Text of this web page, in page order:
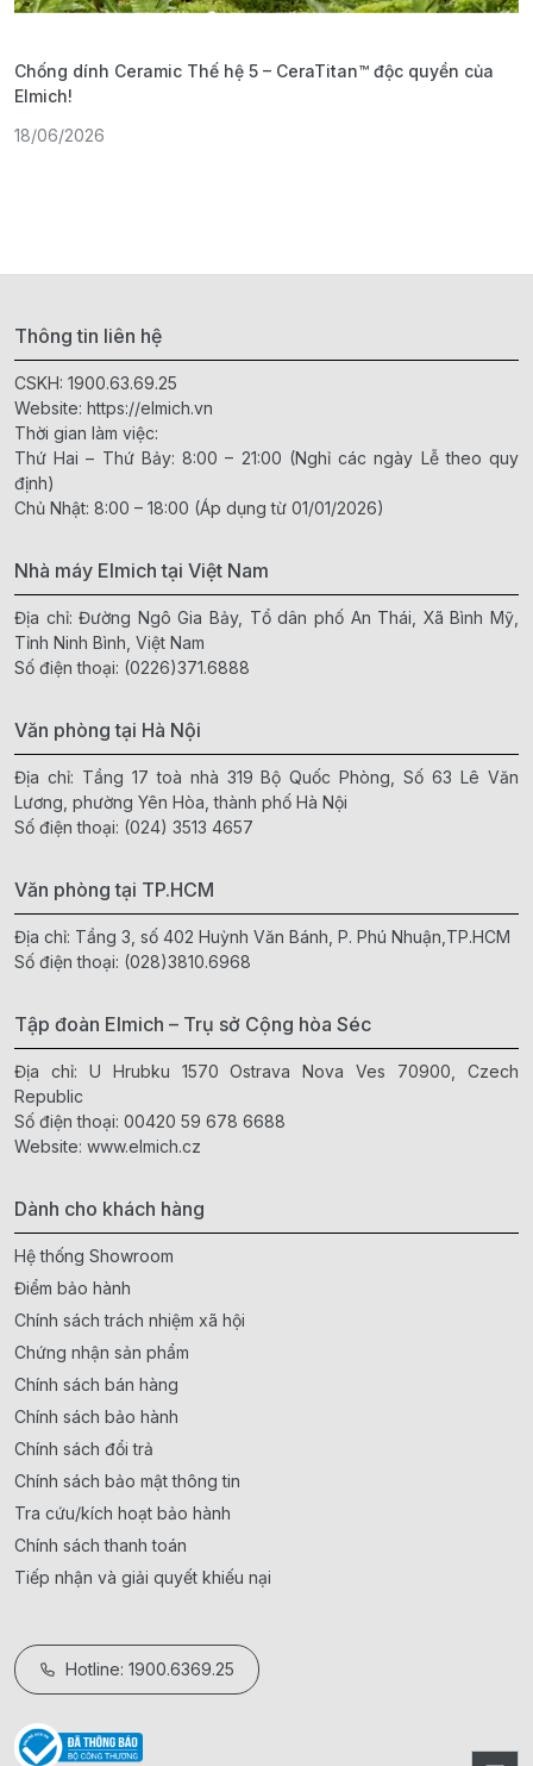
Chống dính Ceramic Thế hệ 5 – CeraTitan™ độc quyền của
Elmich!
18/06/2026
Thông tin liên hệ
CSKH: 1900.63.69.25
Website: https://elmich.vn
Thời gian làm việc:
Thứ Hai – Thứ Bảy: 8:00 – 21:00 (Nghỉ các ngày Lễ theo quy
định)
Chủ Nhật: 8:00 – 18:00 (Áp dụng từ 01/01/2026)
Nhà máy Elmich tại Việt Nam
Địa chỉ: Đường Ngô Gia Bảy, Tổ dân phố An Thái, Xã Bình Mỹ,
Tỉnh Ninh Bình, Việt Nam
Số điện thoại: (0226)371.6888
Văn phòng tại Hà Nội
Địa chỉ: Tầng 17 toà nhà 319 Bộ Quốc Phòng, Số 63 Lê Văn
Lương, phường Yên Hòa, thành phố Hà Nội
Số điện thoại: (024) 3513 4657
Văn phòng tại TP.HCM
Địa chỉ: Tầng 3, số 402 Huỳnh Văn Bánh, P. Phú Nhuận,TP.HCM
Số điện thoại: (028)3810.6968
Tập đoàn Elmich – Trụ sở Cộng hòa Séc
Địa chỉ: U Hrubku 1570 Ostrava Nova Ves 70900, Czech
Republic
Số điện thoại: 00420 59 678 6688
Website: www.elmich.cz
Dành cho khách hàng
Hệ thống Showroom
Điểm bảo hành
Chính sách trách nhiệm xã hội
Chứng nhận sản phẩm
Chính sách bán hàng
Chính sách bảo hành
Chính sách đổi trả
Chính sách bảo mật thông tin
Tra cứu/kích hoạt bảo hành
Chính sách thanh toán
Tiếp nhận và giải quyết khiếu nại
Hotline: 1900.6369.25